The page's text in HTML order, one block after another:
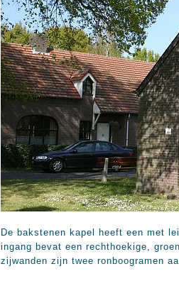
De bakstenen kapel heeft een met
ingang bevat een rechthoekige,
zijwanden zijn twee ronboogramen